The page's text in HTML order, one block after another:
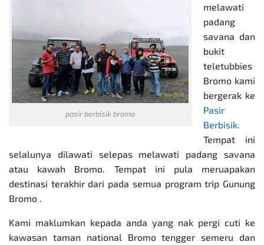
pasir berbisik bromo
melawati
padang
savana dan
bukit
teletubbies
Bromo kami
bergerak ke
Pasir
Berbisik.
Tempat ini
selalunya dilawati selepas melawati padang savana
atau kawah Bromo. Tempat ini pula meruapakan
destinasi terakhir dari pada semua program trip Gunung
Bromo .
Kami maklumkan kepada anda yang nak pergi cuti ke
kawasan taman national Bromo tengger semeru dan